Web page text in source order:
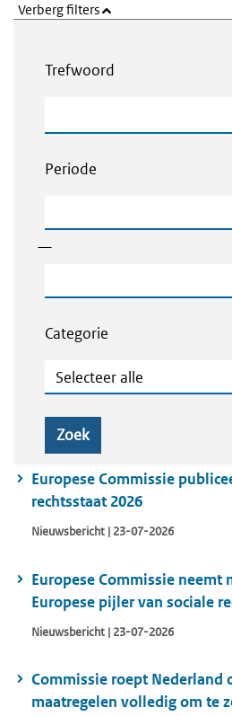
Verberg filters
Trefwoord
Periode
—
Categorie
Categorie
Zoek
Europese Commissie
rechtsstaat 2026
Nieuwsbericht | 23-07-2026
Europese Commissie neemt
Europese pijler van sociale
Nieuwsbericht | 23-07-2026
Commissie roept Nederland
maatregelen volledig om te